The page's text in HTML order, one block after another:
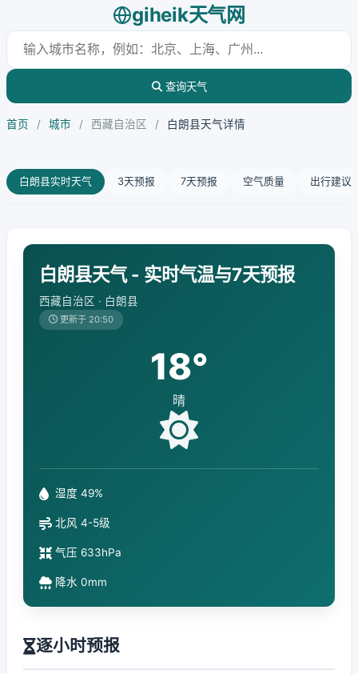
giheik天气网
查询天气
首页 / 城市 / 西藏自治区 / 白朗县天气详情
白朗县实时天气 3天预报 7天预报 空气质量 出行建议
白朗县天气 - 实时气温与7天预报
西藏自治区 · 白朗县
更新于 20:50
18°
晴
湿度 49%
北风 4-5级
气压 633hPa
降水 0mm
逐小时预报